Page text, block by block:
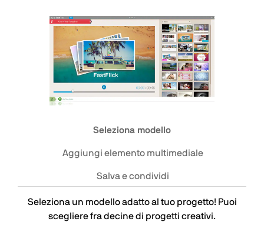
Seleziona modello
Aggiungi elemento multimediale
Salva e condividi
Seleziona un modello adatto al tuo progetto! Puoi
scegliere fra decine di progetti creativi.